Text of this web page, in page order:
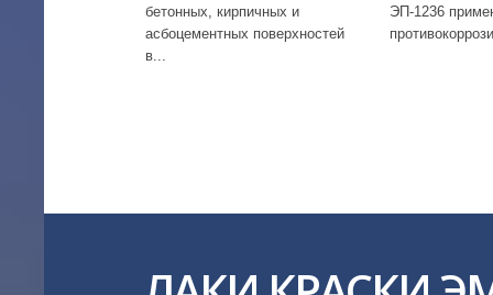
бетонных, кирпичных и
асбоцементных поверхностей
в...
ЭП-1236